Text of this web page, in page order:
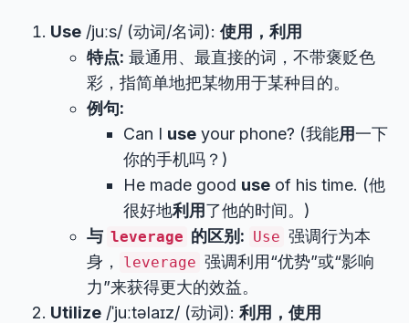
Use /juːs/ (动词/名词): 使用，利用
特点: 最通用、最直接的词，不带褒贬色
彩，指简单地把某物用于某种目的。
例句:
Can I use your phone? (我能用一下
你的手机吗？)
He made good use of his time. (他
很好地利用了他的时间。)
与 leverage 的区别: Use 强调行为本
身，
leverage 强调利用“优势”或“影响
力”来获得更大的效益。
Utilize /ˈjuːtəlaɪz/ (动词): 利用，使用